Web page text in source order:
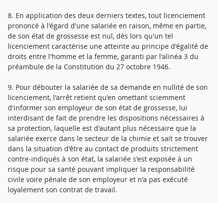
8. En application des deux derniers textes, tout licenciement
prononcé à l'égard d'une salariée en raison, même en partie,
de son état de grossesse est nul, dès lors qu'un tel
licenciement caractérise une atteinte au principe d'égalité de
droits entre l'homme et la femme, garanti par l'alinéa 3 du
préambule de la Constitution du 27 octobre 1946.
9. Pour débouter la salariée de sa demande en nullité de son
licenciement, l'arrêt retient qu'en omettant sciemment
d'informer son employeur de son état de grossesse, lui
interdisant de fait de prendre les dispositions nécessaires à
sa protection, laquelle est d'autant plus nécessaire que la
salariée exerce dans le secteur de la chimie et sait se trouver
dans la situation d'être au contact de produits strictement
contre-indiqués à son état, la salariée s'est exposée à un
risque pour sa santé pouvant impliquer la responsabilité
civile voire pénale de son employeur et n'a pas exécuté
loyalement son contrat de travail.